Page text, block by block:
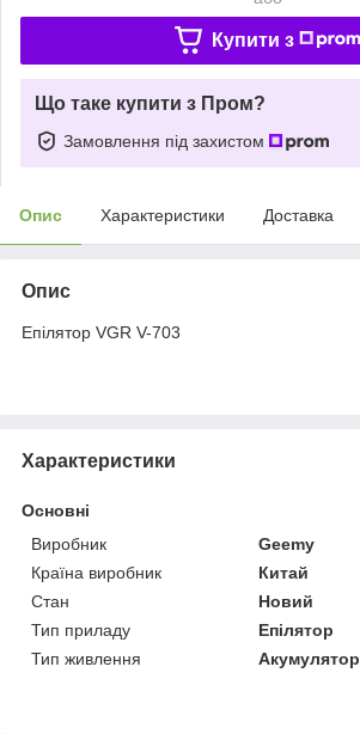
Купити з
Що таке купити з Пром?
Замовлення під захистом
Опис Характеристики Доставка
Опис
Епілятор VGR V-703
Характеристики
Основні
Виробник
Geemy
Країна виробник
Китай
Стан
Новий
Тип приладу
Епілятор
Тип живлення
Акумулятор